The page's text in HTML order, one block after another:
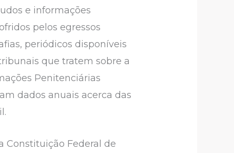
e informações
pelos egressos
periódicos disponíveis
que tratem sobre a
Penitenciárias
dados anuais acerca das
Constituição Federal de